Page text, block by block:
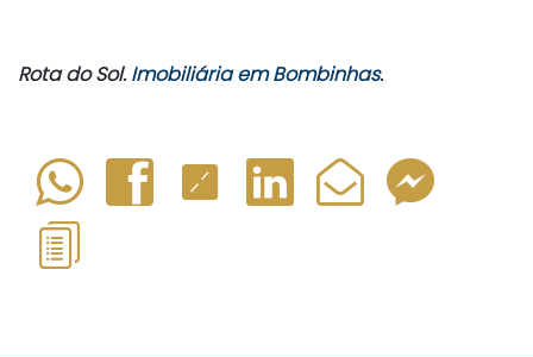
Rota do Sol. Imobiliária em Bombinhas.